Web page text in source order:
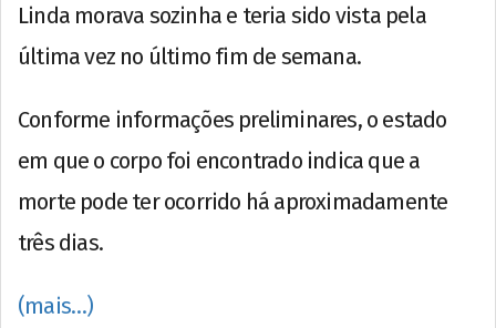
Linda morava sozinha e teria sido vista pela
última vez no último fim de semana.
Conforme informações preliminares, o estado
em que o corpo foi encontrado indica que a
morte pode ter ocorrido há aproximadamente
três dias.
(mais…)